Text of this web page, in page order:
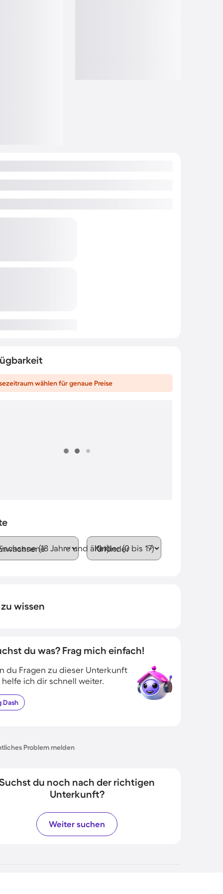
wählen für genaue Preise
(18 Jahre und älter)Kinder (0 bis 17)
wissen
du was? Frag mich einfach!
du Fragen zu dieser Unterkunft
helfe ich dir schnell weiter.
Dash
Problem melden
du noch nach der richtigen
Unterkunft?
Weiter suchen